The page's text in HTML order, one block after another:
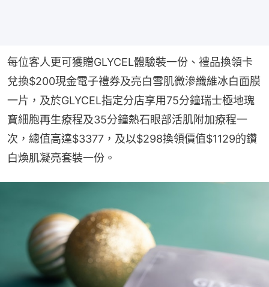
每位客人更可獲贈GLYCEL體驗裝一份、禮品換領卡
兌換$200現金電子禮券及亮白雪肌微滲纖維冰白面膜
一片，及於GLYCEL指定分店享用75分鐘瑞士極地瑰
寶細胞再生療程及35分鐘熱石眼部活肌附加療程一
次，總值高達$3377，及以$298換領價值$1129的鑽
白煥肌凝亮套裝一份。